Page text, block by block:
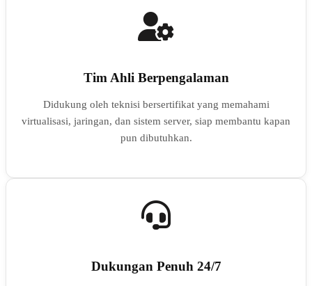
Tim Ahli Berpengalaman
Didukung oleh teknisi bersertifikat yang memahami
virtualisasi, jaringan, dan sistem server, siap membantu kapan
pun dibutuhkan.
Dukungan Penuh 24/7